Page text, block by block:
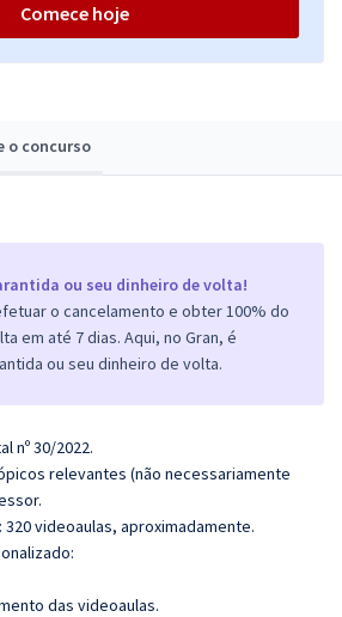
o concurso
ou seu dinheiro de volta!
o cancelamento e obter 100% do
em até 7 dias. Aqui, no Gran, é
ou seu dinheiro de volta.
nº 30/2022.
relevantes (não necessariamente
videoaulas, aproximadamente.
das videoaulas.
Comece hoje